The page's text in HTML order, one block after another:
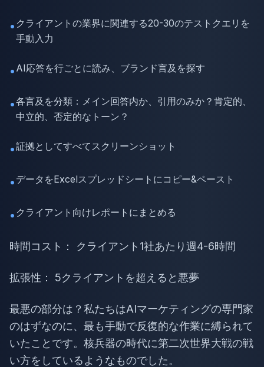
• クライアントの業界に関連する20-30のテストクエリを
手動入力
• AI応答を行ごとに読み、ブランド言及を探す
•各言及を分類：メイン回答内か、引用のみか？肯定的、
中立的、否定的なトーン？
•証拠としてすべてスクリーンショット
• データをExcelスプレッドシートにコピー&ペースト
• クライアント向けレポートにまとめる
時間コスト： クライアント1社あたり週4-6時間
拡張性： 5クライアントを超えると悪夢
最悪の部分は？私たちはAIマーケティングの専門家
のはずなのに、最も手動で反復的な作業に縛られて
いたことです。核兵器の時代に第二次世界大戦の戦
い方をしているようなものでした。